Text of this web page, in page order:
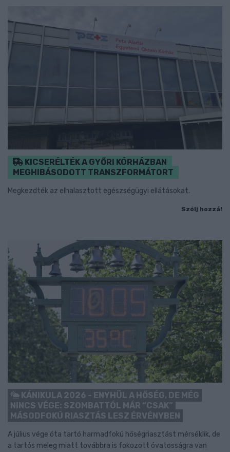
KICSERÉLTÉK A GYŐRI KÓRHÁZBAN
MEGHIBÁSODOTT TRANSZFORMÁTORT
Megkezdték az elhalasztott egészségügyi ellátásokat.
Szólj hozzá!
KÁNIKULA 2026 - ENYHÜL A HŐSÉG, DE MÉG
NINCS VÉGE: SZOMBATTÓL MÁR “CSAK”
MÁSODFOKÚ RIASZTÁS LESZ ÉRVÉNYBEN
A július vége óta tartó harmadfokú hőségriasztást mérséklik, de
a tartós meleg miatt továbbra is fokozott óvatosságra van